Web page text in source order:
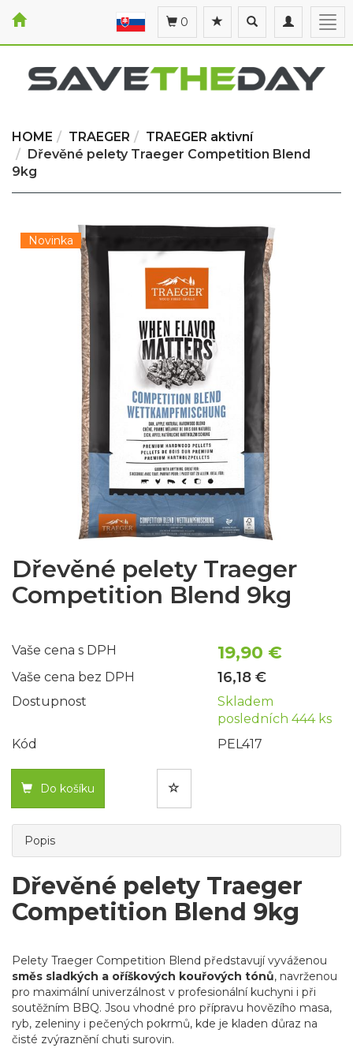
Toggle
navigation
Toggle
search
0
HOME TRAEGER
TRAEGER aktivní
Dřevěné pelety Traeger Competition Blend
9kg
Novinka
Dřevěné pelety Traeger
Competition Blend 9kg
Vaše cena s DPH 19,90 €
Vaše cena bez DPH 16,18 €
Dostupnost
Skladem
posledních 444 ks
Kód
PEL417
Do košíku
Popis
Dřevěné pelety Traeger
Competition Blend 9kg
Pelety Traeger Competition Blend představují vyváženou
směs sladkých a oříškových kouřových tónů, navrženou
pro maximální univerzálnost v profesionální kuchyni i při
soutěžním BBQ. Jsou vhodné pro přípravu hovězího masa,
ryb, zeleniny i pečených pokrmů, kde je kladen důraz na
čisté zvýraznění chuti surovin.